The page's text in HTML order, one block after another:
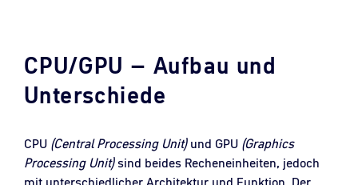
CPU/GPU – Aufbau und
Unterschiede
CPU (Central Processing Unit)und GPU (Graphics
Processing Unit)sind beides Recheneinheiten, jedoch